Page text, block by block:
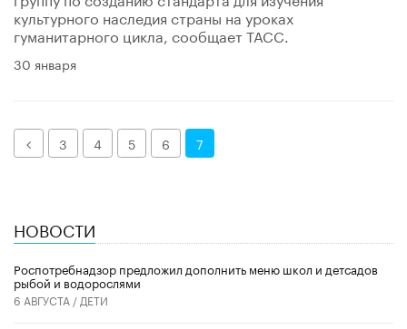
культурного наследия страны на уроках
гуманитарного цикла, сообщает ТАСС.
30 января
Назад
3 4 5 6 7
НОВОСТИ
Роспотребнадзор предложил дополнить меню школ и детсадов
рыбой и водорослями
6 АВГУСТА / ДЕТИ